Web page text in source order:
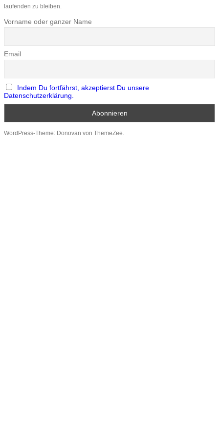
laufenden zu bleiben.
Vorname oder ganzer Name
Email
Indem Du fortfährst, akzeptierst Du unsere
Datenschutzerklärung.
WordPress-Theme: Donovan von ThemeZee.